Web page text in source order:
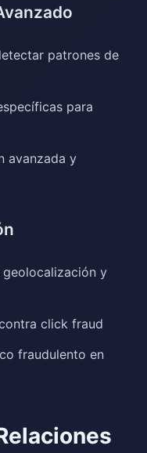
patrones de
para
avanzada y
y
click fraud
fraudulento en